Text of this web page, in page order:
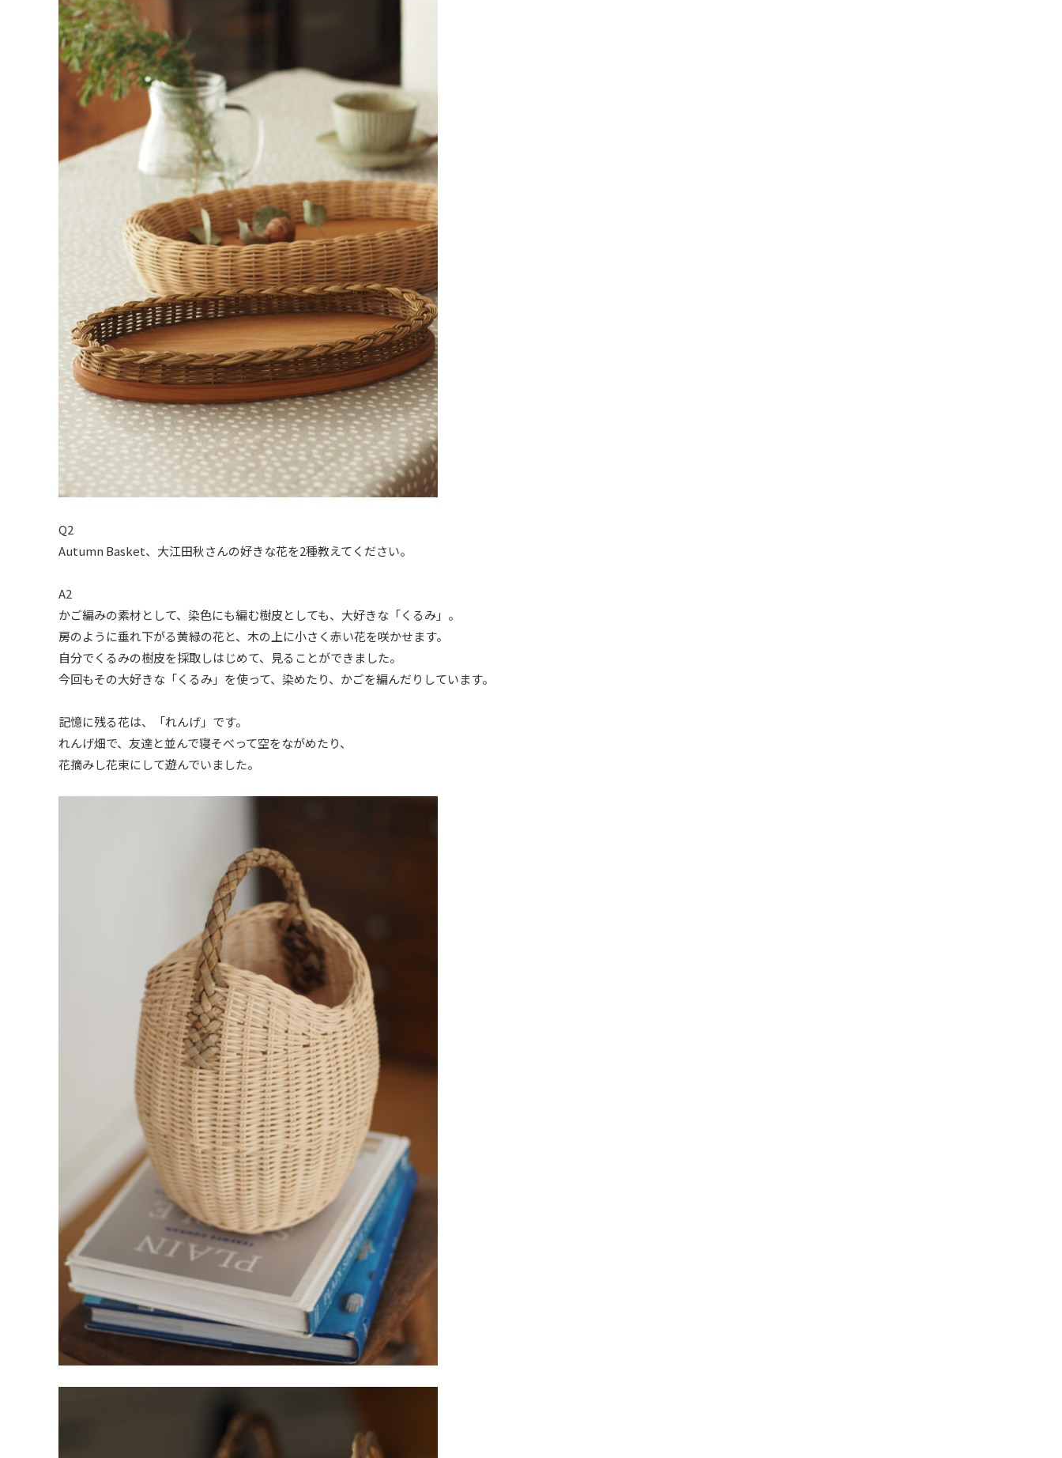
Q2
Autumn Basket、大江田秋さんの好きな花を2種教えてください。
A2
かご編みの素材として、染色にも編む樹皮としても、大好きな「くるみ」。
房のように垂れ下がる黄緑の花と、木の上に小さく赤い花を咲かせます。
自分でくるみの樹皮を採取しはじめて、見ることができました。
今回もその大好きな「くるみ」を使って、染めたり、かごを編んだりしています。
記憶に残る花は、「れんげ」です。
れんげ畑で、友達と並んで寝そべって空をながめたり、
花摘みし花束にして遊んでいました。